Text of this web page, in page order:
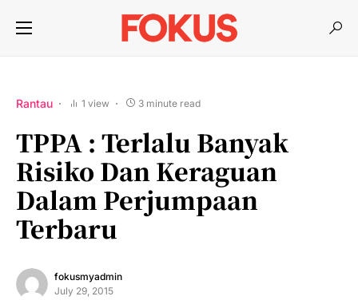
Rantau 1 view 3 minute read
TPPA : Terlalu Banyak
Risiko Dan Keraguan
Dalam Perjumpaan
Terbaru
fokusmyadmin
July 29, 2015